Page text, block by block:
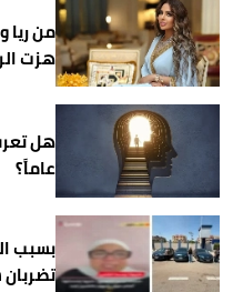
من ريا
هزت
عاماً؟
بسبب